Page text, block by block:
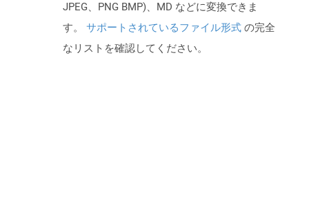
JPEG、PNG BMP)、MD などに変換できま
す。 サポートされているファイル形式 の完全
なリストを確認してください。